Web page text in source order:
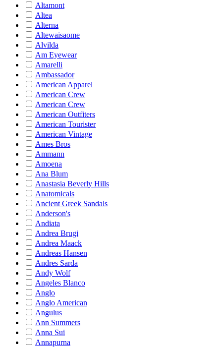
Altamont
Altea
Alterna
Altewaisaome
Alvilda
Am Eyewear
Amarelli
Ambassador
American Apparel
American Crew
American Crew
American Outfiters
American Tourister
American Vintage
Ames Bros
Ammann
Amoena
Ana Blum
Anastasia Beverly Hills
Anatomicals
Ancient Greek Sandals
Anderson's
Andiata
Andrea Brugi
Andrea Maack
Andreas Hansen
Andres Sarda
Andy Wolf
Angeles Blanco
Anglo
Anglo American
Angulus
Ann Summers
Anna Sui
Annapurna